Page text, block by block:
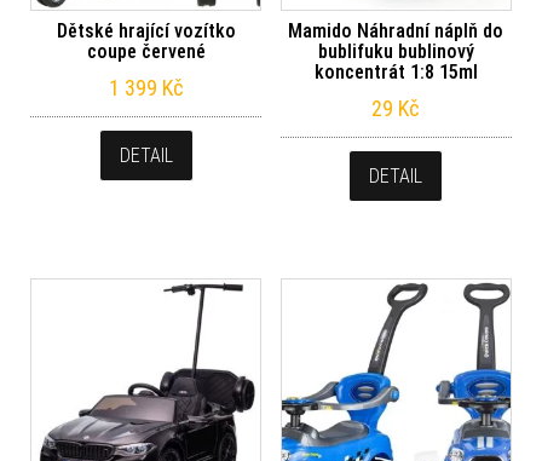
Dětské hrající vozítko
coupe červené
1 399 Kč
DETAIL
Mamido Náhradní náplň do
bublifuku bublinový
koncentrát 1:8 15ml
29 Kč
DETAIL